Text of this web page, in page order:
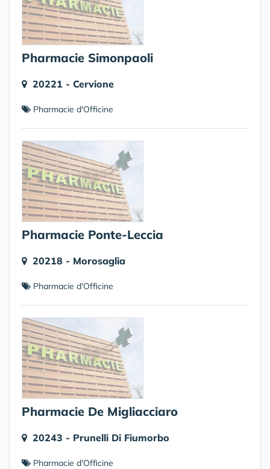
Pharmacie Simonpaoli
20221 - Cervione
Pharmacie d'Officine
Pharmacie Ponte-Leccia
20218 - Morosaglia
Pharmacie d'Officine
Pharmacie De Migliacciaro
20243 - Prunelli Di Fiumorbo
Pharmacie d'Officine